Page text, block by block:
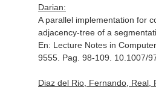
Darian:
A parallel implementation for
adjacency-tree of a
En: Lecture Notes in
9555. Pag. 98-109. 10.1007/
Diaz del Rio, Fernando, Real,